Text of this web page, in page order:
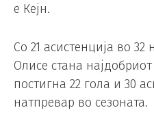
е Кејн.
Со 21 асистенција во 32
Олисе стана
постигна 22 гола и 30
натпревар во сезоната.